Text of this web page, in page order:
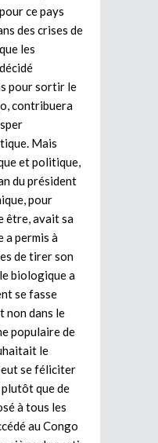
ce pays
des crises de
les
pour sortir le
contribuera
Mais
et politique,
du président
pour
être, avait sa
a permis à
de tirer son
biologique a
se fasse
non dans le
populaire de
le
se féliciter
plutôt que de
à tous les
au Congo